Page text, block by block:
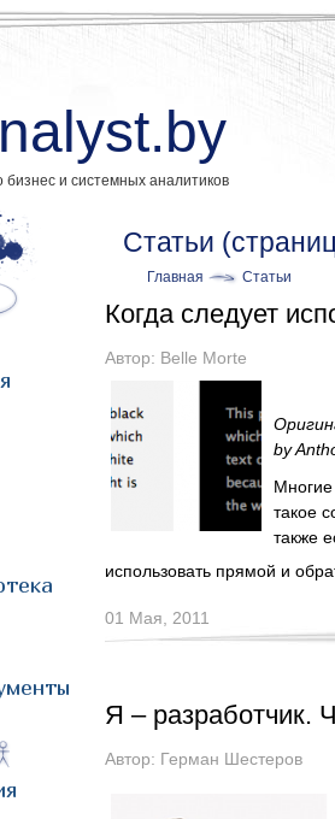
бизнес и системных аналитиков
Статьи
Главная Статьи
Когда следует
Автор: Belle Morte
by
такое
также
использовать прямой и
01 Мая, 2011
Я – разработчик.
Автор: Герман Шестеров